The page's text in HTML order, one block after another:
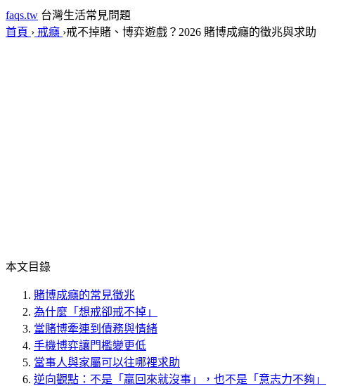
faqs.tw 台灣生活常見問題
首頁 › 戒癮 ›戒不掉賭、博弈遊戲？2026 賭博成癮的徵兆與求助
本文目錄
賭博成癮的常見徵兆
為什麼「想戒卻戒不掉」
當賭博牽連到債務與情緒
手機博弈讓門檻變更低
當事人與家屬可以往哪裡求助
逆向觀點：不是「贏回來就沒事」，也不是「意志力不夠」